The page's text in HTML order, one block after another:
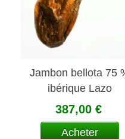
Jambon bellota 75
ibérique Lazo
387,00 €
Acheter